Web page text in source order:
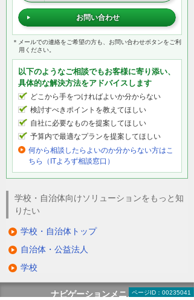
お問い合わせ
＊メールでの連絡をご希望の方も、お問い合わせボタンをご利
用ください。
以下のようなご相談でもお客様に寄り添い、
具体的な解決方法をアドバイスします
どこから手をつければよいか分からない
検討すべきポイントを教えてほしい
自社に必要なものを提案してほしい
予算内で最適なプランを提案してほしい
何から相談したらよいのか分からない方はこ
ちら（ITよろず相談窓口）
学校・自治体向けソリューションをもっと知
りたい
学校・自治体トップ
自治体・公益法人
学校
ページID：00235041
ナビゲーションメニュー